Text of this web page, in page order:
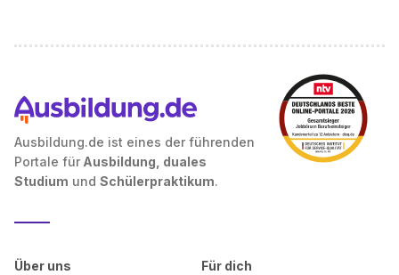
Ausbildung.de ist eines der führenden
Portale für Ausbildung, duales
Studium und Schülerpraktikum.
Über uns Für dich